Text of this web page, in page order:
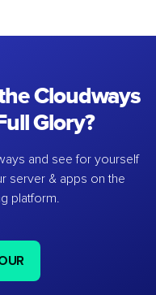
Cloudways
Glory?
and see for yourself
server & apps on the
platform.